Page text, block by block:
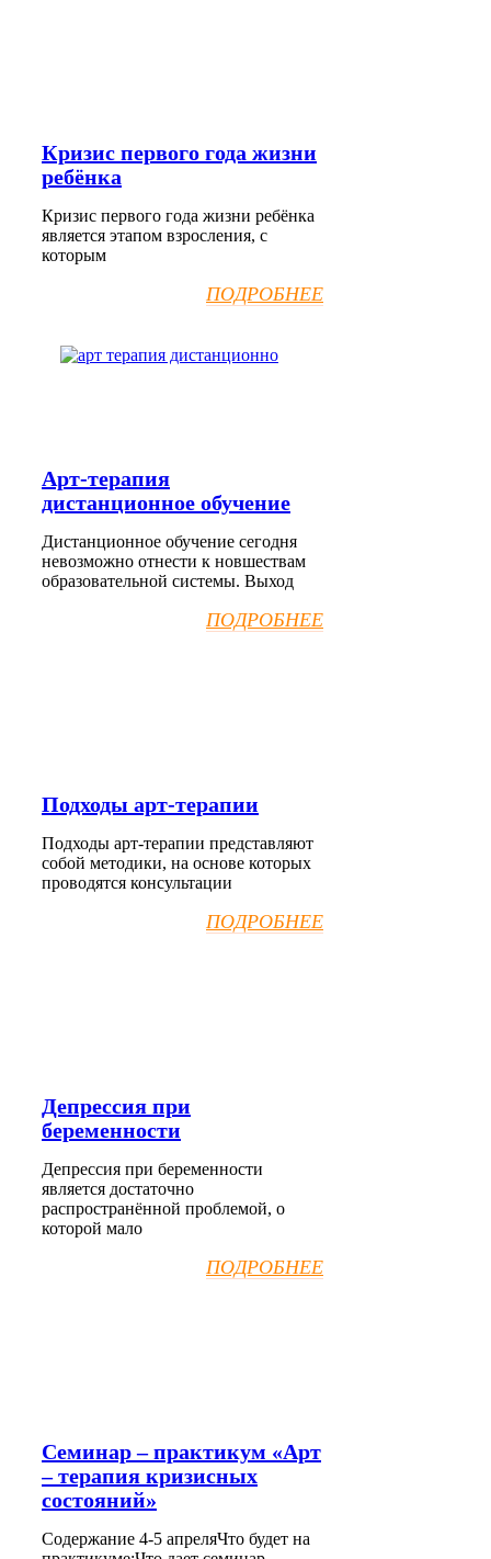
Кризис первого года жизни
ребёнка
Кризис первого года жизни ребёнка
является этапом взросления, с
которым
ПОДРОБНЕЕ
Арт-терапия
дистанционное обучение
Дистанционное обучение сегодня
невозможно отнести к новшествам
образовательной системы. Выход
ПОДРОБНЕЕ
Подходы арт-терапии
Подходы арт-терапии представляют
собой методики, на основе которых
проводятся консультации
ПОДРОБНЕЕ
Депрессия при
беременности
Депрессия при беременности
является достаточно
распространённой проблемой, о
которой мало
ПОДРОБНЕЕ
Семинар – практикум «Арт
– терапия кризисных
состояний»
Содержание 4-5 апреляЧто будет на